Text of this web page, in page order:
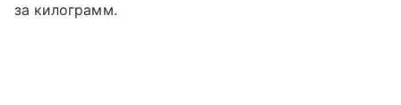
за килограмм.